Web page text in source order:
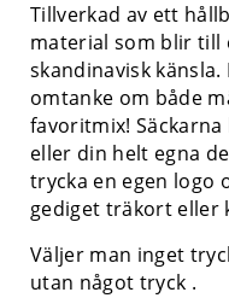
Tillverkad av ett
material som blir till
skandinavisk
omtanke om både
favoritmix!
eller din helt egna
trycka en egen logo
gediget träkort eller
Väljer man inget
utan något tryck .